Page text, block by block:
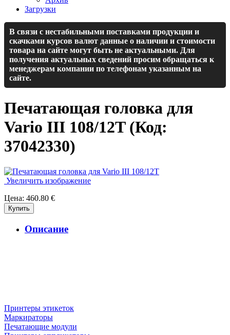
Загрузки
В связи с нестабильными поставками продукции и
скачками курсов валют данные о наличии и стоимости
товара на сайте могут быть не актуальными. Для
получения актуальных сведений просим обращаться к
менеджерам компании по телефонам указанным на
сайте.
Печатающая головка для
Vario III 108/12T (Код:
37042330)
Увеличить изображение
Цена: 460.80 €
Описание
Принтеры этикеток
Маркираторы
Печатающие модули